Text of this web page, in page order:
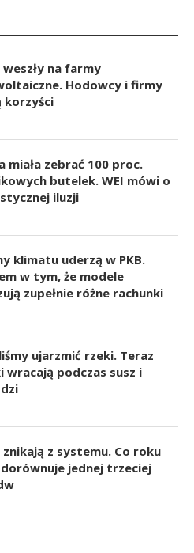
weszły na farmy
Hodowcy i firmy
korzyści
miała zebrać 100 proc.
butelek. WEI mówi o
iluzji
klimatu uderzą w PKB.
w tym, że modele
zupełnie różne rachunki
ujarzmić rzeki. Teraz
wracają podczas susz i
znikają z systemu. Co roku
jednej trzeciej